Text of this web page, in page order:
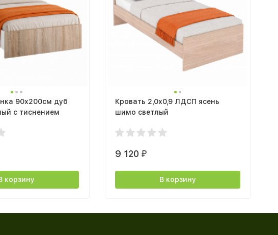
90х200см дуб
с тиснением
корзину
Кровать 2,0х0,9 ЛДСП ясень
шимо светлый
9 120 ₽
В корзину